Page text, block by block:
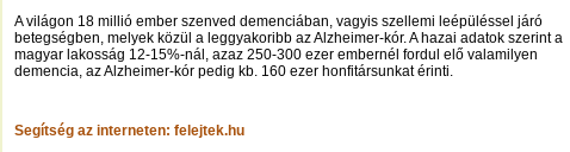
A világon 18 millió ember szenved demenciában, vagyis szellemi leépüléssel járó
betegségben, melyek közül a leggyakoribb az Alzheimer-kór. A hazai adatok szerint a
magyar lakosság 12-15%-nál, azaz 250-300 ezer embernél fordul elő valamilyen
demencia, az Alzheimer-kór pedig kb. 160 ezer honfitársunkat érinti.
Segítség az interneten: felejtek.hu